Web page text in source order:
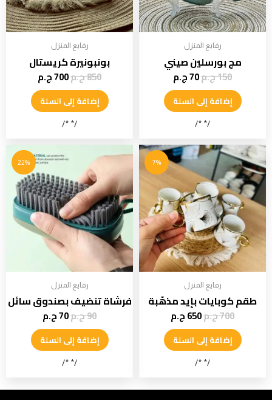
رفايع المنزل
مج بورسلين صيني
150ج.م70ج.م
إضافة إلى السلة
/* */
رفايع المنزل
بونبونيرة كريستال
850ج.م700ج.م
إضافة إلى السلة
/* */
7%
رفايع المنزل
طقم كوبايات بإيد مذهّبة
700ج.م650ج.م
إضافة إلى السلة
/* */
22%
رفايع المنزل
فرشاة تنضيف بصندوق سائل
90ج.م70ج.م
إضافة إلى السلة
/* */